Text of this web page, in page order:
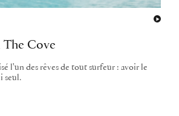
The Cove
l'un des rêves de tout surfeur : avoir le
seul.